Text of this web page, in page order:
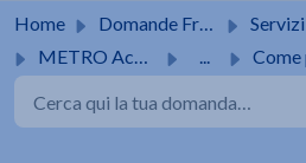
Home Domande Frequenti (FAQ)
Servizi
METRO Academy
... Come posso